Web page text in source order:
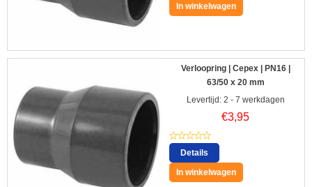
In winkelwagen
Verloopring | Cepex | PN16 |
63/50 x 20 mm
Levertijd: 2 - 7 werkdagen
€3,95
Details
In winkelwagen